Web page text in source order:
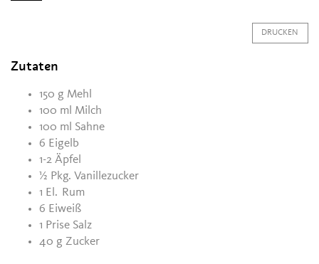
DRUCKEN
Zutaten
150 g Mehl
100 ml Milch
100 ml Sahne
6 Eigelb
1-2 Äpfel
½ Pkg. Vanillezucker
1 El. Rum
6 Eiweiß
1 Prise Salz
40 g Zucker